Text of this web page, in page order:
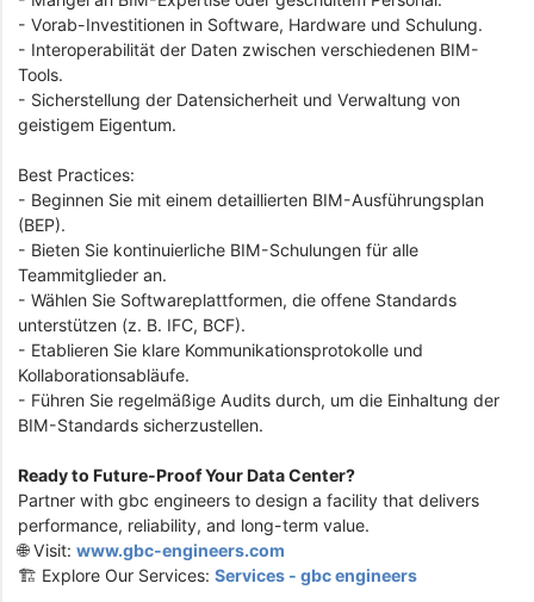
- Vorab-Investitionen in Software, Hardware und Schulung.
- Interoperabilität der Daten zwischen verschiedenen BIM-
Tools.
- Sicherstellung der Datensicherheit und Verwaltung von
geistigem Eigentum.
Best Practices:
- Beginnen Sie mit einem detaillierten BIM-Ausführungsplan
(BEP).
- Bieten Sie kontinuierliche BIM-Schulungen für alle
Teammitglieder an.
- Wählen Sie Softwareplattformen, die offene Standards
unterstützen (z. B. IFC, BCF).
- Etablieren Sie klare Kommunikationsprotokolle und
Kollaborationsabläufe.
- Führen Sie regelmäßige Audits durch, um die Einhaltung der
BIM-Standards sicherzustellen.
Ready to Future-Proof Your Data Center?
Partner with gbc engineers to design a facility that delivers
performance, reliability, and long-term value.
🌐 Visit: www.gbc-engineers.com
🏗️ Explore Our Services: Services - gbc engineers